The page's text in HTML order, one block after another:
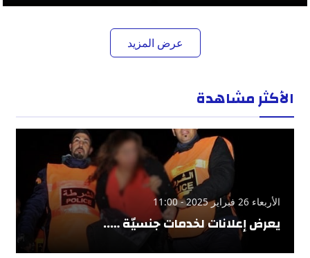
عرض المزيد
الأكثر مشاهدة
الأربعاء 26 فبراير 2025 - 11:00
يعرض إعلانات لخدمات جنسيّة …..